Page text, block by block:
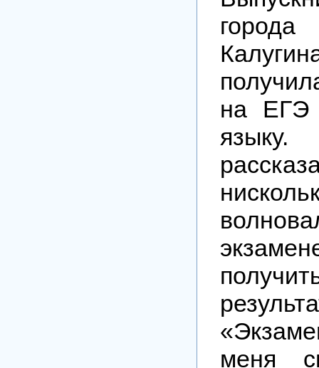
на ЕГЭ
языку.
меня